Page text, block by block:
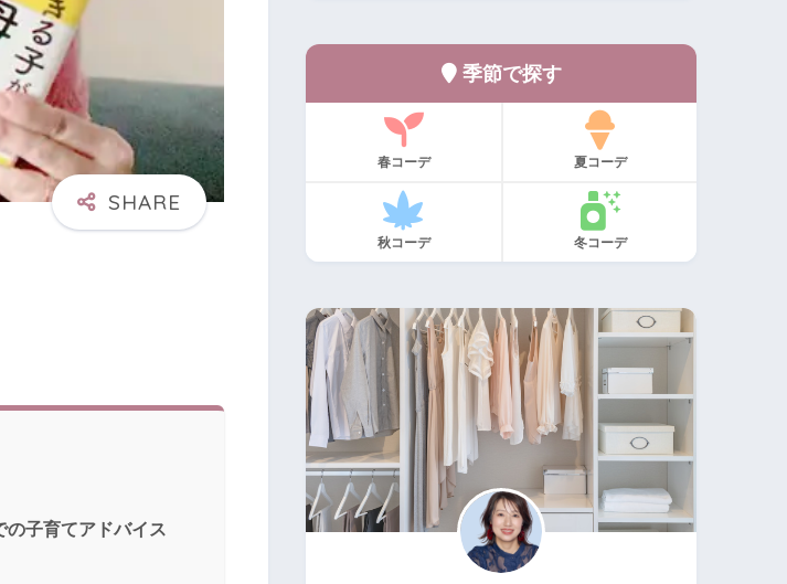
の子育てアドバイス
季節で探す
春コーデ 夏コーデ
秋コーデ 冬コーデ